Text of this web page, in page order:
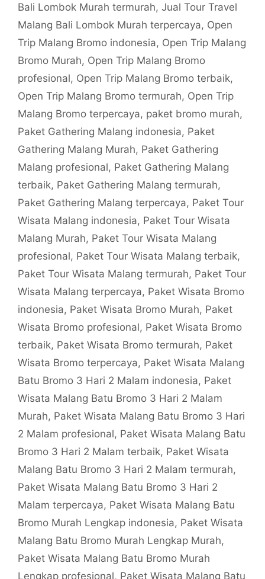
Bali Lombok Murah termurah, Jual Tour Travel
Malang Bali Lombok Murah terpercaya, Open
Trip Malang Bromo indonesia, Open Trip Malang
Bromo Murah, Open Trip Malang Bromo
profesional, Open Trip Malang Bromo terbaik,
Open Trip Malang Bromo termurah, Open Trip
Malang Bromo terpercaya, paket bromo murah,
Paket Gathering Malang indonesia, Paket
Gathering Malang Murah, Paket Gathering
Malang profesional, Paket Gathering Malang
terbaik, Paket Gathering Malang termurah,
Paket Gathering Malang terpercaya, Paket Tour
Wisata Malang indonesia, Paket Tour Wisata
Malang Murah, Paket Tour Wisata Malang
profesional, Paket Tour Wisata Malang terbaik,
Paket Tour Wisata Malang termurah, Paket Tour
Wisata Malang terpercaya, Paket Wisata Bromo
indonesia, Paket Wisata Bromo Murah, Paket
Wisata Bromo profesional, Paket Wisata Bromo
terbaik, Paket Wisata Bromo termurah, Paket
Wisata Bromo terpercaya, Paket Wisata Malang
Batu Bromo 3 Hari 2 Malam indonesia, Paket
Wisata Malang Batu Bromo 3 Hari 2 Malam
Murah, Paket Wisata Malang Batu Bromo 3 Hari
2 Malam profesional, Paket Wisata Malang Batu
Bromo 3 Hari 2 Malam terbaik, Paket Wisata
Malang Batu Bromo 3 Hari 2 Malam termurah,
Paket Wisata Malang Batu Bromo 3 Hari 2
Malam terpercaya, Paket Wisata Malang Batu
Bromo Murah Lengkap indonesia, Paket Wisata
Malang Batu Bromo Murah Lengkap Murah,
Paket Wisata Malang Batu Bromo Murah
Lengkap profesional, Paket Wisata Malang Batu